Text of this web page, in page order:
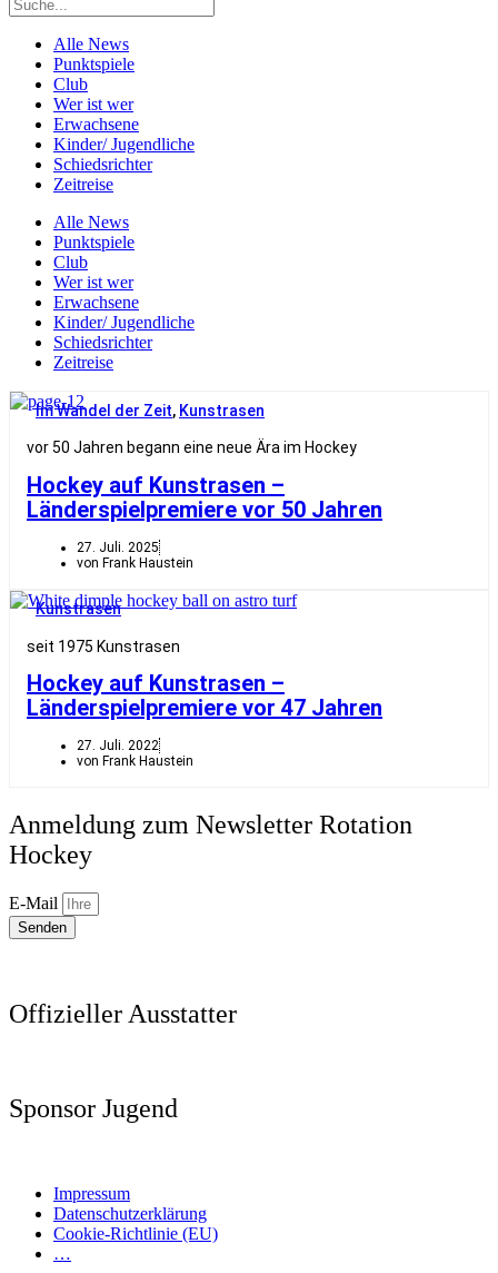
Alle News
Punktspiele
Club
Wer ist wer
Erwachsene
Kinder/ Jugendliche
Schiedsrichter
Zeitreise
Alle News
Punktspiele
Club
Wer ist wer
Erwachsene
Kinder/ Jugendliche
Schiedsrichter
Zeitreise
Im Wandel der Zeit, Kunstrasen
vor 50 Jahren begann eine neue Ära im Hockey
Hockey auf Kunstrasen –
Länderspielpremiere vor 50 Jahren
27. Juli. 2025
von Frank Haustein
Kunstrasen
seit 1975 Kunstrasen
Hockey auf Kunstrasen –
Länderspielpremiere vor 47 Jahren
27. Juli. 2022
von Frank Haustein
Anmeldung zum Newsletter Rotation
Hockey
E-Mail
Senden
Offizieller Ausstatter
Sponsor Jugend
Impressum
Datenschutzerklärung
Cookie-Richtlinie (EU)
…